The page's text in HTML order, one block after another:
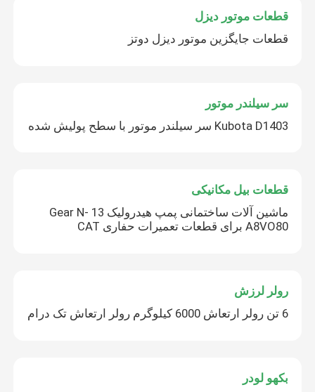
قطعات موتور دیزل
قطعات جایگزین موتور دیزل دوتز
سر سیلندر موتور
Kubota D1403 سر سیلندر موتور با سطح پولیش شده
قطعات بیل مکانیکی
ماشین آلات ساختمانی پمپ هیدرولیک 13 Gear N-
A8VO80 برای قطعات تعمیرات حفاری CAT
رولر لرزش
6 تن رولر ارتعاش 6000 کیلوگرم رولر ارتعاش تک درام
بکهو لودر